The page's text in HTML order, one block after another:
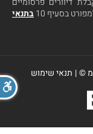
בסעיף 10
בתנאי
©
| תנאי שימוש